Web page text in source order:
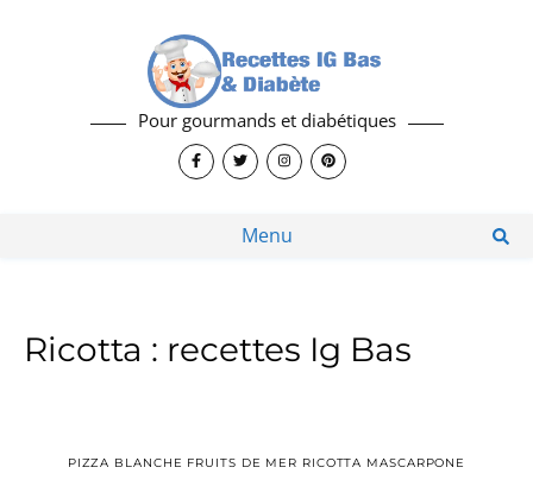
Pour gourmands et diabétiques
Menu
Ricotta : recettes Ig Bas
PIZZA BLANCHE FRUITS DE MER RICOTTA MASCARPONE